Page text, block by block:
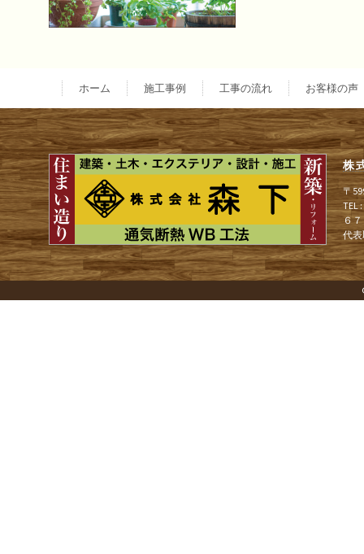
ナ
ビ
ゲ
ー
シ
ホーム 施工事例 工事の流れ お客様の声
株
〒
TEL
６
代